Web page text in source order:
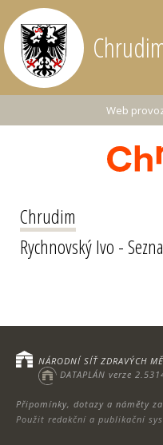
Web
Chrudim
Rychnovský Ivo -
Připomínky, dotazy a náměty
Použit redakční a publikační
NÁRODNÍ SÍŤ ZDRAVÝCH
DATAPLÁN verze